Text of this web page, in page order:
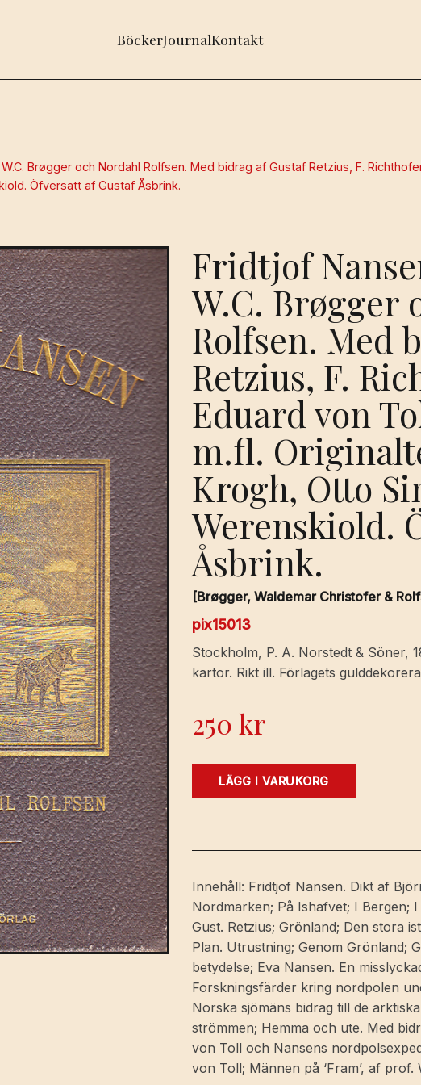
BöckerJournalKontakt
Brøgger och Nordahl Rolfsen. Med bidrag af Gustaf Retzius, F.
Öfversatt af Gustaf Åsbrink.
Fridtjof
W.C. Brøgger
Rolfsen. Med
Retzius, F.
Eduard von
m.fl.
Krogh, Otto
Werenskiold.
Åsbrink.
[Brøgger, Waldemar Christofer &
pix15013
Stockholm, P. A. Norstedt & Söner,
kartor. Rikt ill. Förlagets
250kr
Fridtjof
af
Brøgger
och
Nordahl
Rolfsen.
Med
bidrag
af
Gustaf
Retzius,
F.
LÄGG I VARUKORG
Innehåll: Fridtjof Nansen. Dikt af
Nordmarken; På Ishafvet; I Bergen;
Gust. Retzius; Grönland; Den stora
Plan. Utrustning; Genom Grönland;
betydelse; Eva Nansen. En
Forskningsfärder kring nordpolen
Norska sjömäns bidrag till de
strömmen; Hemma och ute. Med
von Toll och Nansens
von Toll; Männen på ‘Fram’, af prof.